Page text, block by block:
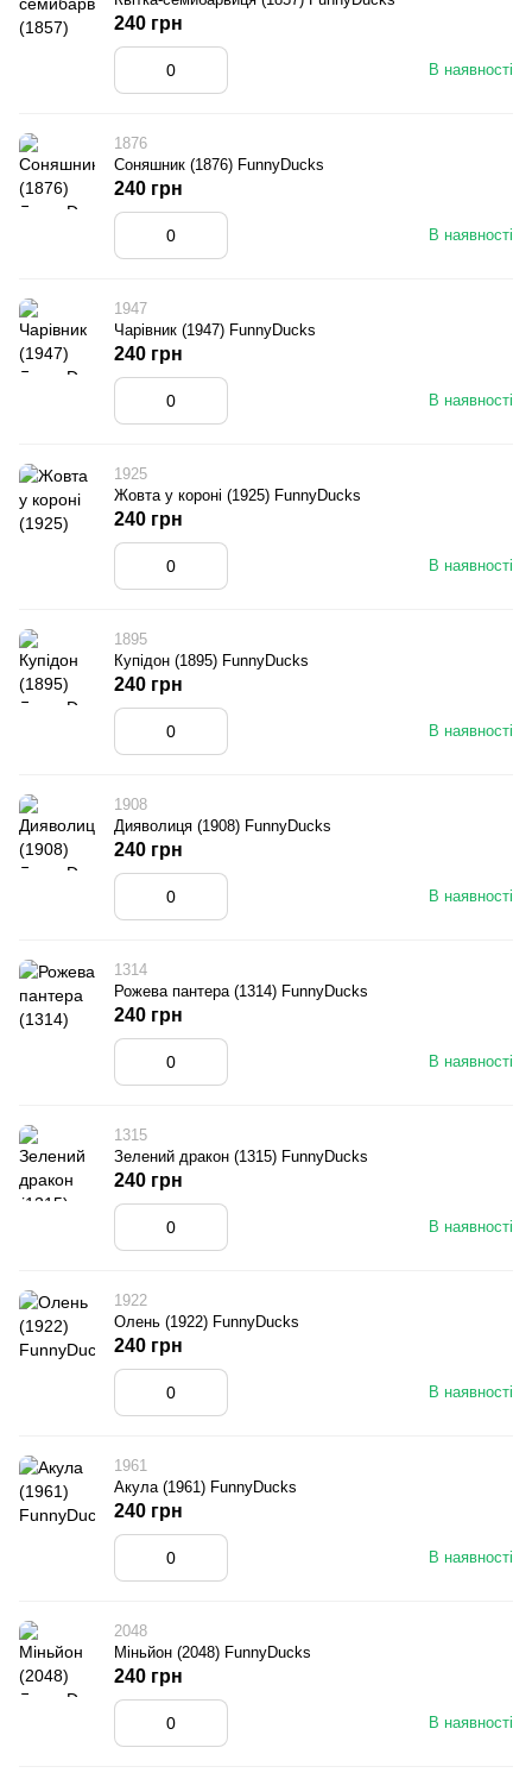
В наявності
240 грн
1876
Соняшник (1876) FunnyDucks
В наявності
240 грн
1947
Чарівник (1947) FunnyDucks
В наявності
240 грн
1925
Жовта у короні (1925) FunnyDucks
В наявності
240 грн
1895
Купідон (1895) FunnyDucks
В наявності
240 грн
1908
Дияволиця (1908) FunnyDucks
В наявності
240 грн
1314
Рожева пантера (1314) FunnyDucks
В наявності
240 грн
1315
Зелений дракон (1315) FunnyDucks
В наявності
240 грн
1922
Олень (1922) FunnyDucks
В наявності
240 грн
1961
Акула (1961) FunnyDucks
В наявності
240 грн
2048
Міньйон (2048) FunnyDucks
В наявності
240 грн